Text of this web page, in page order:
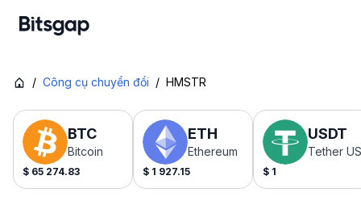
/ Công cụ chuyển đổi / HMSTR
BTC
Bitcoin
$ 65 274.83
ETH
Ethereum
$ 1 927.15
USDT
Tether
$ 1